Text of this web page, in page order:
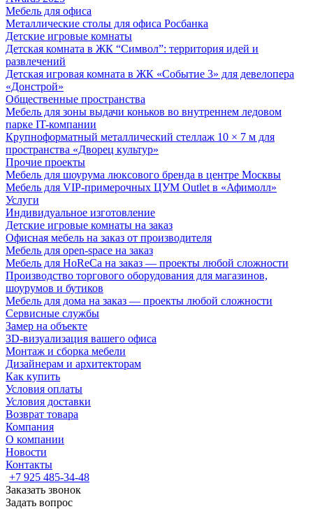
Мебель для офиса
Металлические столы для офиса Росбанка
Детские игровые комнаты
Детская комната в ЖК “Символ”: территория идей и
развлечений
Детская игровая комната в ЖК «Событие 3» для девелопера
«Донстрой»
Общественные пространства
Мебель для зоны выдачи коньков во внутреннем ледовом
парке IT-компании
Крупноформатный металлический стеллаж 10 × 7 м для
пространства «Дворец культур»
Прочие проекты
Мебель для шоурума люксового бренда в центре Москвы
Мебель для VIP-примерочных ЦУМ Outlet в «Афимолл»
Услуги
Индивидуальное изготовление
Детские игровые комнаты на заказ
Офисная мебель на заказ от производителя
Мебель для open-space на заказ
Мебель для HoReCa на заказ — проекты любой сложности
Производство торгового оборудования для магазинов,
шоурумов и бутиков
Мебель для дома на заказ — проекты любой сложности
Сервисные службы
Замер на объекте
3D-визуализация вашего офиса
Монтаж и сборка мебели
Дизайнерам и архитекторам
Как купить
Условия оплаты
Условия доставки
Возврат товара
Компания
О компании
Новости
Контакты
+7 925 485-34-48
Заказать звонок
Задать вопрос